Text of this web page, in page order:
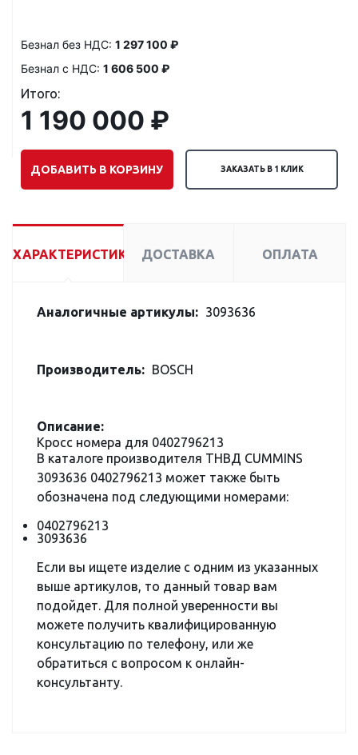
Безнал без НДС: 1 297 100 ₽
Безнал с НДС: 1 606 500 ₽
Итого:
1 190 000 ₽
ДОБАВИТЬ В КОРЗИНУ ЗАКАЗАТЬ В 1 КЛИК
ХАРАКТЕРИСТИКИ ДОСТАВКА ОПЛАТА
Аналогичные артикулы: 3093636
Производитель: BOSCH
Описание:
Кросс номера для 0402796213
В каталоге производителя ТНВД CUMMINS
3093636 0402796213 может также быть
обозначена под следующими номерами:
0402796213
3093636
Если вы ищете изделие с одним из указанных
выше артикулов, то данный товар вам
подойдет. Для полной уверенности вы
можете получить квалифицированную
консультацию по телефону, или же
обратиться с вопросом к онлайн-
консультанту.